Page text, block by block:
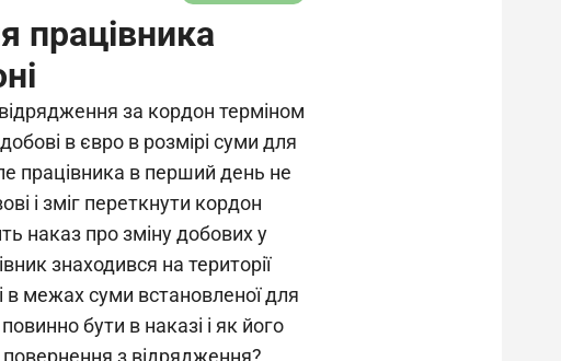
працівника
за кордон терміном
в євро в розмірі суми для
працівника в перший день не
і зміг переткнути кордон
наказ про зміну добових у
знаходився на території
в межах суми встановленої для
бути в наказі і як його
з відрядження?